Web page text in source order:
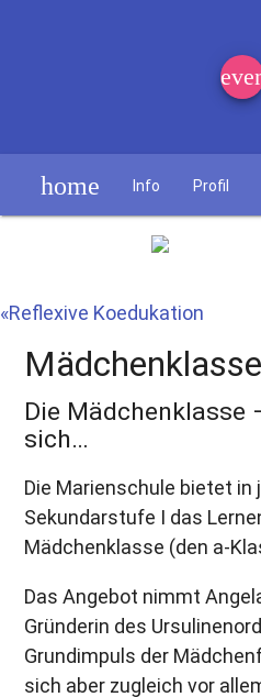
home Info Profil
«Reflexive Koedukation
Mädchenklasse
Die Mädchenklasse
sich…
Die Marienschule bietet in
Sekundarstufe I das
Mädchenklasse (den a-
Das Angebot nimmt
Gründerin des
Grundimpuls der
sich aber zugleich vor